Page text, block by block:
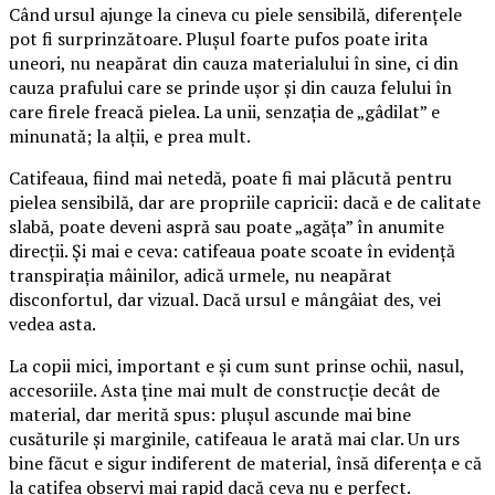
Când ursul ajunge la cineva cu piele sensibilă, diferențele
pot fi surprinzătoare. Plușul foarte pufos poate irita
uneori, nu neapărat din cauza materialului în sine, ci din
cauza prafului care se prinde ușor și din cauza felului în
care firele freacă pielea. La unii, senzația de „gâdilat” e
minunată; la alții, e prea mult.
Catifeaua, fiind mai netedă, poate fi mai plăcută pentru
pielea sensibilă, dar are propriile capricii: dacă e de calitate
slabă, poate deveni aspră sau poate „agăța” în anumite
direcții. Și mai e ceva: catifeaua poate scoate în evidență
transpirația mâinilor, adică urmele, nu neapărat
disconfortul, dar vizual. Dacă ursul e mângâiat des, vei
vedea asta.
La copii mici, important e și cum sunt prinse ochii, nasul,
accesoriile. Asta ține mai mult de construcție decât de
material, dar merită spus: plușul ascunde mai bine
cusăturile și marginile, catifeaua le arată mai clar. Un urs
bine făcut e sigur indiferent de material, însă diferența e că
la catifea observi mai rapid dacă ceva nu e perfect.